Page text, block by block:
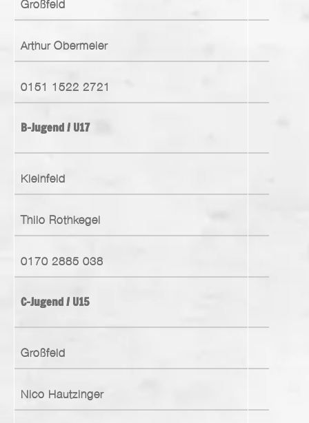
Großfeld
Arthur Obermeier
0151 1522 2721
B-Jugend / U17
Kleinfeld
Thilo Rothkegel
0170 2885 038
C-Jugend / U15
Großfeld
Nico Hautzinger